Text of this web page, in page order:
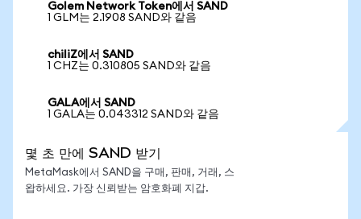
Golem Network Token에서 SAND
1 GLM는 2.1908 SAND와 같음
chiliZ에서 SAND
1 CHZ는 0.310805 SAND와 같음
GALA에서 SAND
1 GALA는 0.043312 SAND와 같음
몇 초 만에 SAND 받기
MetaMask에서 SAND을 구매, 판매, 거래, 스
왑하세요. 가장 신뢰받는 암호화폐 지갑.